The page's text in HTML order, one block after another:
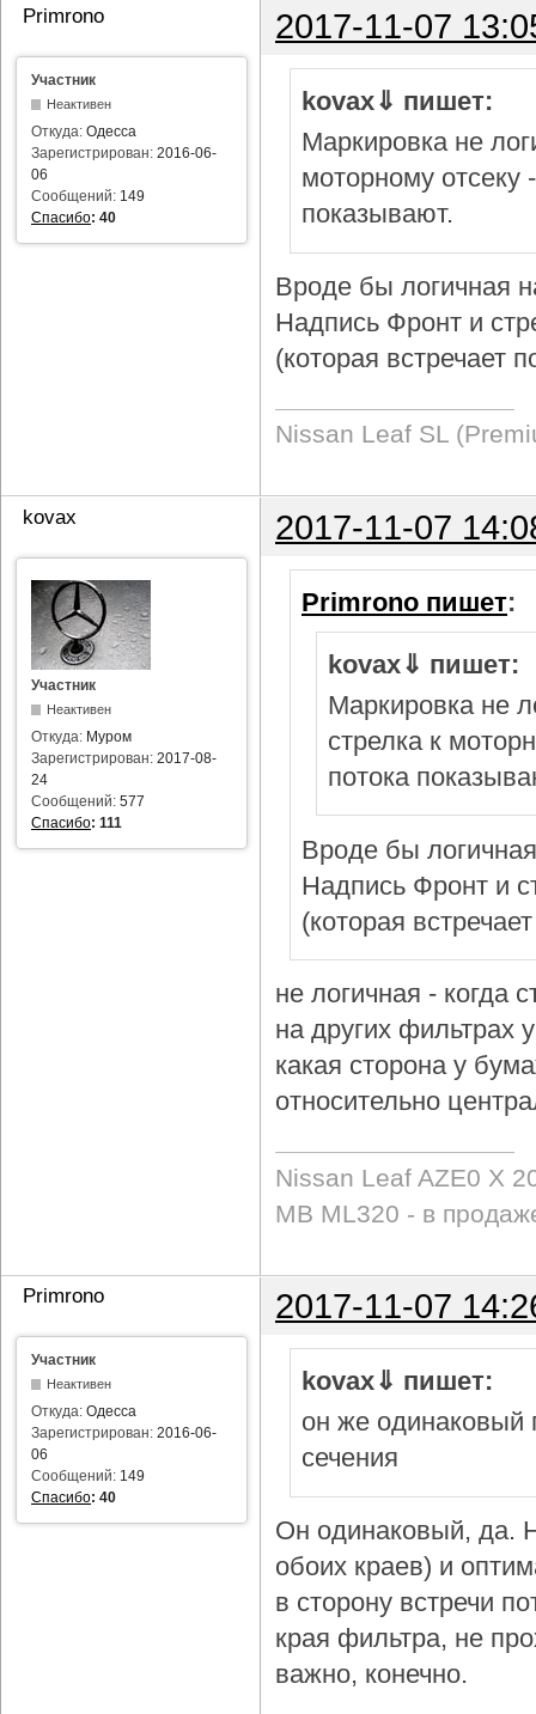
Primrono 2017-11-07
Участник
Неактивен
Откуда: Одесса
Зарегистрирован: 2016-06-
06
Сообщений: 149
Спасибо: 40
kovax⇓ пишет:
Маркировка не
моторному отсеку
показывают.
Вроде бы логичная
Надпись Фронт и
(которая встречает
Nissan Leaf SL
kovax 2017-11-07
Участник
Неактивен
Откуда: Муром
Зарегистрирован: 2017-08-
24
Сообщений: 577
Спасибо: 111
Primrono пишет:
kovax⇓ пишет:
Маркировка не
стрелка к
потока
Вроде бы
Надпись Фронт и
(которая
не логичная - когда
на других фильтрах
какая сторона у
относительно
Nissan Leaf AZE0 X
MB ML320 - в
Primrono 2017-11-07
Участник
Неактивен
Откуда: Одесса
Зарегистрирован: 2016-06-
06
Сообщений: 149
Спасибо: 40
kovax⇓ пишет:
он же одинаковый
сечения
Он одинаковый, да.
обоих краев) и
в сторону встречи
края фильтра, не
важно, конечно.